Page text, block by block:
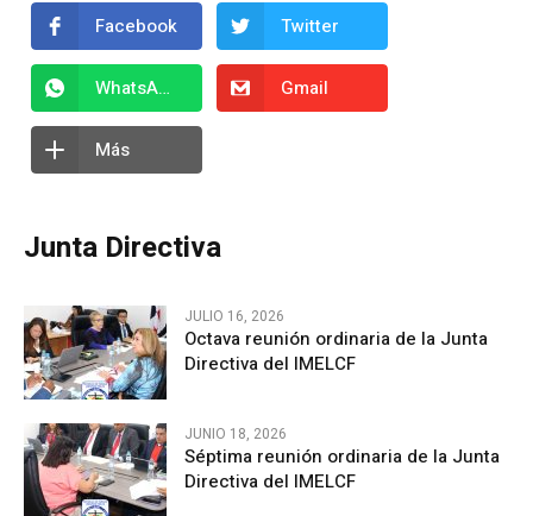
Facebook Twitter
WhatsApp Gmail
Más
Junta Directiva
JULIO 16, 2026
Octava reunión ordinaria de la Junta
Directiva del IMELCF
JUNIO 18, 2026
Séptima reunión ordinaria de la Junta
Directiva del IMELCF